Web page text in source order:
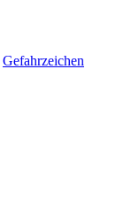
Gefahrzeichen